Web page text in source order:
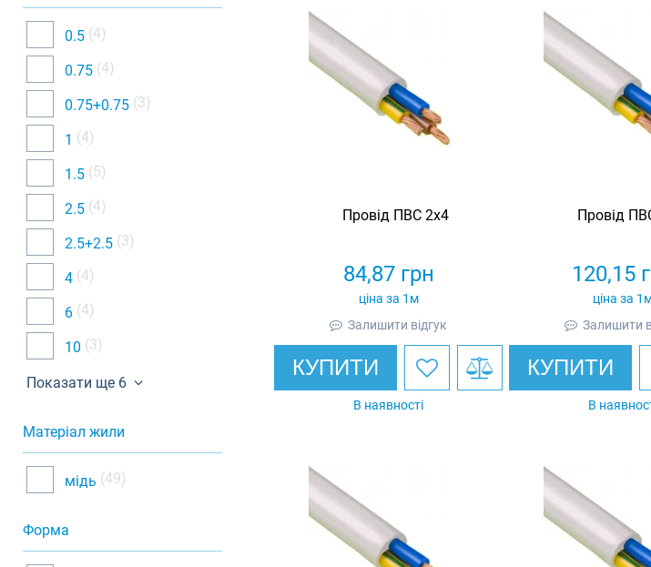
0.5 (4)
0.75 (4)
0.75+0.75 (3)
1 (4)
1.5 (5)
2.5 (4)
2.5+2.5 (3)
4 (4)
6 (4)
10 (3)
Показати ще 6
Матеріал жили
мідь (49)
Форма
Провід ПВС 2х4
84,87грн
ціна за 1м
Залишити відгук
КУПИТИ
В наявності
Провід
120,15
ціна за
Залишити
КУПИТИ
В